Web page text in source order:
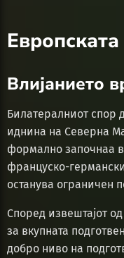
Влијанието
Билатералниот спор
иднина на Северна
формално започнаа
француско-
останува ограничен
Според извештајот
за вкупната
добро ниво на